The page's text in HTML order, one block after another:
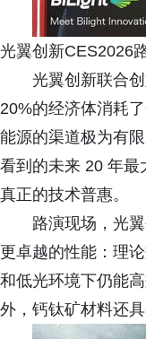
光翼创新CES2026
光翼创新联合
20%的经济体消耗
能源的渠道极为有
看到的未来 20 年最
真正的技术普惠。
路演现场，光
更卓越的性能：理
和低光环境下仍能
外，钙钛矿材料还